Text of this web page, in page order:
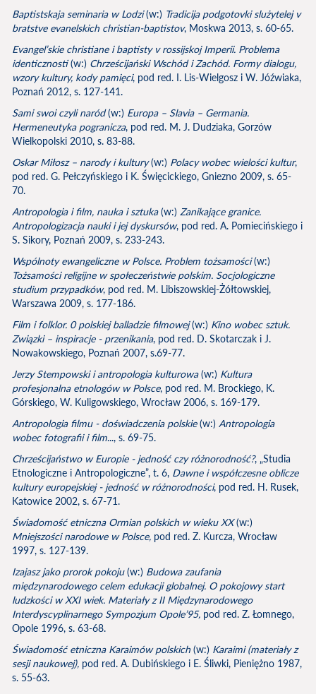
Baptistskaja seminaria w Lodzi(w:) Tradicija podgotovki slużytelej v
bratstve evanelskich christian-baptistov, Moskwa 2013, s. 60-65.
Evangel’skie christiane i baptisty v rossijskoj Imperii. Problema
identicznosti(w:) Chrześcijański Wschód i Zachód. Formy dialogu,
wzory kultury, kody pamięci, pod red. I. Lis-Wielgosz i W. Jóźwiaka,
Poznań 2012, s. 127-141.
Sami swoi czyli naród(w:) Europa – Slavia – Germania.
Hermeneutyka pogranicza, pod red. M. J. Dudziaka, Gorzów
Wielkopolski 2010, s. 83-88.
Oskar Miłosz – narody i kultury(w:) Polacy wobec wielości kultur,
pod red. G. Pełczyńskiego i K. Święcickiego, Gniezno 2009, s. 65-
70.
Antropologia i film, nauka i sztuka(w:) Zanikające granice.
Antropologizacja nauki i jej dyskursów, pod red. A. Pomiecińskiego i
S. Sikory, Poznań 2009, s. 233-243.
Wspólnoty ewangeliczne w Polsce. Problem tożsamości(w:)
Tożsamości religijne w społeczeństwie polskim. Socjologiczne
studium przypadków, pod red. M. Libiszowskiej-Żółtowskiej,
Warszawa 2009, s. 177-186.
Film i folklor. 0 polskiej balladzie filmowej(w:) Kino wobec sztuk.
Związki – inspiracje - przenikania, pod red. D. Skotarczak i J.
Nowakowskiego, Poznań 2007, s.69-77.
Jerzy Stempowski i antropologia kulturowa(w:) Kultura
profesjonalna etnologów w Polsce, pod red. M. Brockiego, K.
Górskiego, W. Kuligowskiego, Wrocław 2006, s. 169-179.
Antropologia filmu - doświadczenia polskie(w:) Antropologia
wobec fotografii i film..., s. 69-75.
Chrześcijaństwo w Europie - jedność czy różnorodność?, „Studia
Etnologiczne i Antropologiczne”, t. 6, Dawne i współczesne oblicze
kultury europejskiej - jedność w różnorodności, pod red. H. Rusek,
Katowice 2002, s. 67-71.
Świadomość etniczna Ormian polskich w wieku XX(w:)
Mniejszości narodowe w Polsce, pod red. Z. Kurcza, Wrocław
1997, s. 127-139.
Izajasz jako prorok pokoju(w:) Budowa zaufania
międzynarodowego celem edukacji globalnej. O pokojowy start
ludzkości w XXI wiek. Materiały z II Międzynarodowego
Interdyscyplinarnego Sympozjum Opole’95, pod red. Z. Łomnego,
Opole 1996, s. 63-68.
Świadomość etniczna Karaimów polskich(w:) Karaimi (materiały z
sesji naukowej), pod red. A. Dubińskiego i E. Śliwki, Pieniężno 1987,
s. 55-63.